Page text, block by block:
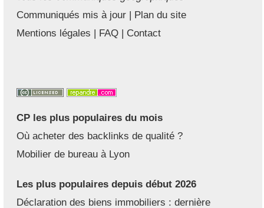
Communiqués mis à jour | Plan du site
Mentions légales | FAQ | Contact
CP les plus populaires du mois
Où acheter des backlinks de qualité ?
Mobilier de bureau à Lyon
Les plus populaires depuis début 2026
Déclaration des biens immobiliers : dernière